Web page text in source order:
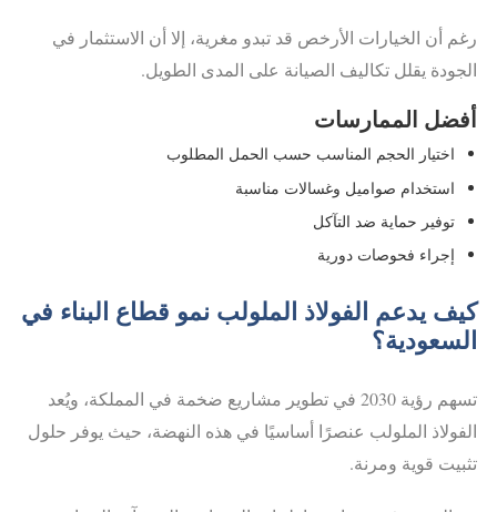
رغم أن الخيارات الأرخص قد تبدو مغرية، إلا أن الاستثمار في
الجودة يقلل تكاليف الصيانة على المدى الطويل.
أفضل الممارسات
اختيار الحجم المناسب حسب الحمل المطلوب
استخدام صواميل وغسالات مناسبة
توفير حماية ضد التآكل
إجراء فحوصات دورية
كيف يدعم الفولاذ الملولب نمو قطاع البناء في
السعودية؟
تسهم رؤية 2030 في تطوير مشاريع ضخمة في المملكة، ويُعد
الفولاذ الملولب عنصرًا أساسيًا في هذه النهضة، حيث يوفر حلول
تثبيت قوية ومرنة.